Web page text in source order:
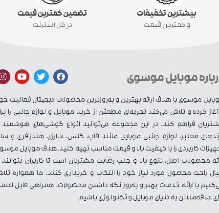
بیشترین تخفیفات
و کمترین قیمت
تضمین کمترین قیمت
در کل اینترنت
موبایل موسوی
موسوی با هدف ارائه بهترین و به‌روزترین محصولات دیجیتال فعالیت
آغاز کرده و تلاش می‌کند تجربه‌ای مطمئن از خرید موبایل و لوازم جانبی را
فراهم کند. در این مجموعه می‌توانید انواع گوشی‌های هوشمند
معتبر، لوازم جانبی موبایل مانند قاب، گلس، شارژر، هندزفری و
کاربردی را با کیفیت بالا و قیمت مناسب تهیه کنید.هدف موبایل
محصولات اصل، تنوع بالا و جلب رضایت مشتریان است تا کاربران بتوانند
راحت محصول مورد نیاز خود را انتخاب و خریداری کنند. ما همواره
با ارائه خدمات بهتر و به‌روز نگه داشتن محصولات، همراهی قابل
علاقه‌مندان به دنیای موبایل و تکنولوژی باشیم.